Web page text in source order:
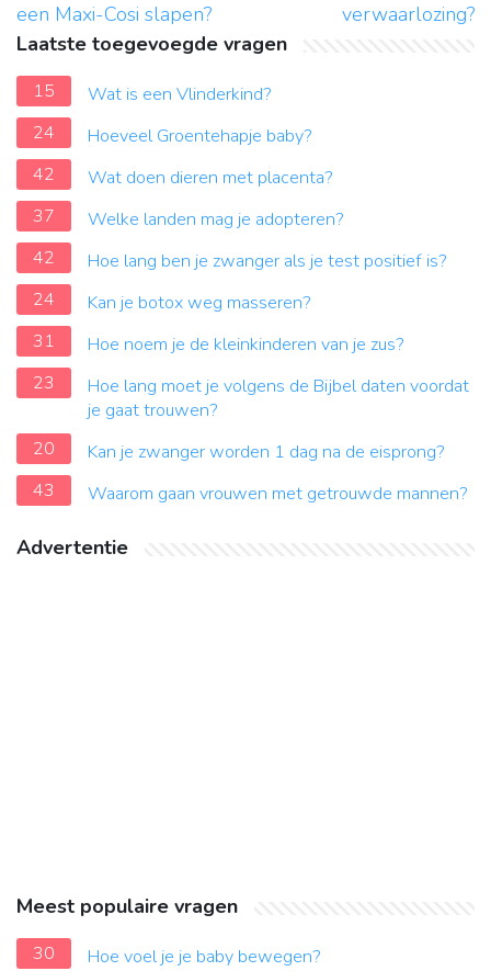
een Maxi-Cosi slapen?
verwaarlozing?
Laatste toegevoegde vragen
15
Wat is een Vlinderkind?
24
Hoeveel Groentehapje baby?
42
Wat doen dieren met placenta?
37
Welke landen mag je adopteren?
42
Hoe lang ben je zwanger als je test positief is?
24
Kan je botox weg masseren?
31
Hoe noem je de kleinkinderen van je zus?
23
Hoe lang moet je volgens de Bijbel daten voordat
je gaat trouwen?
20
Kan je zwanger worden 1 dag na de eisprong?
43
Waarom gaan vrouwen met getrouwde mannen?
Advertentie
Meest populaire vragen
30
Hoe voel je je baby bewegen?